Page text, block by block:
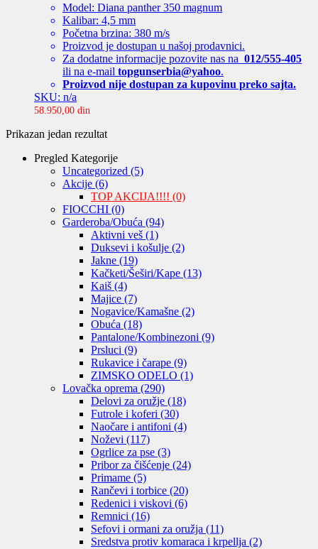
Model: Diana panther 350 magnum
Kalibar: 4,5 mm
Početna brzina: 380 m/s
Proizvod je dostupan u našoj prodavnici.
Za dodatne informacije pozovite nas na 012/555-405
ili na e-mail topgunserbia@yahoo.
Proizvod nije dostupan za kupovinu preko sajta.
SKU: n/a
58.950,00 din
Prikazan jedan rezultat
Pregled Kategorije
Uncategorized (5)
Akcije (6)
TOP AKCIJA!!!! (0)
FIOCCHI (0)
Garderoba/Obuća (94)
Aktivni veš (1)
Duksevi i košulje (2)
Jakne (19)
Kačketi/Šeširi/Kape (13)
Kaiš (4)
Majice (7)
Nogavice/Kamašne (2)
Obuća (18)
Pantalone/Kombinezoni (9)
Prsluci (9)
Rukavice i čarape (9)
ZIMSKO ODELO (1)
Lovačka oprema (290)
Delovi za oružje (18)
Futrole i koferi (30)
Naočare i antifoni (4)
Noževi (117)
Ogrlice za pse (3)
Pribor za čišćenje (24)
Primame (5)
Rančevi i torbice (20)
Redenici i viskovi (6)
Remnici (16)
Sefovi i ormani za oružja (11)
Sredstva protiv komaraca i krpellja (2)